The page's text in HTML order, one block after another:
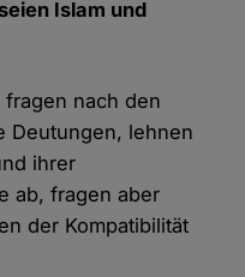
Islam und
nach den
Deutungen, lehnen
ihrer
ab, fragen aber
der Kompatibilität